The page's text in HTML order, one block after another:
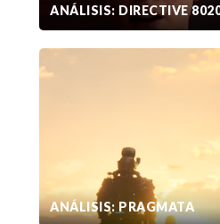
ANÁLISIS: DIRECTIVE
ANÁLISIS: PRAGMATA